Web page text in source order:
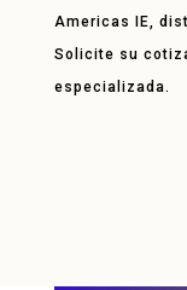
Americas IE,
Solicite su
especializada.